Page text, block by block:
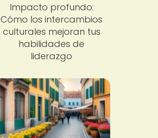
Impacto profundo:
Cómo los intercambios
culturales mejoran tus
habilidades de
liderazgo